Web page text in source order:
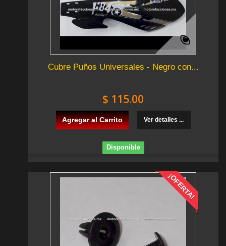
Cubre Puños Universales - Negro con...
$ 115.00
Agregar al Carrito Ver detalles ...
Disponible
¡OFERTA!